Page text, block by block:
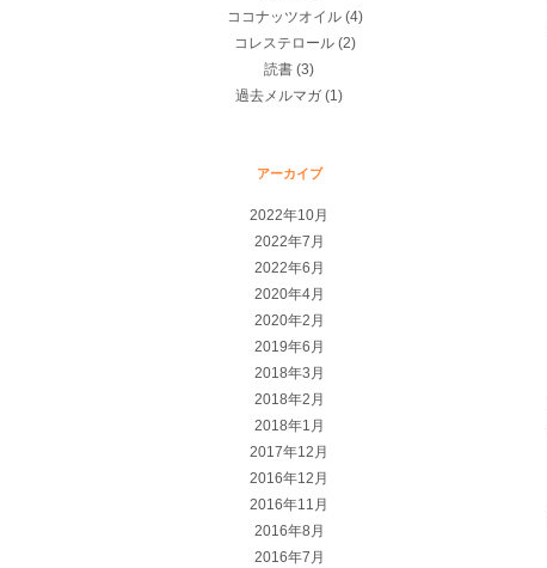
ココナッツオイル (4)
コレステロール (2)
読書 (3)
過去メルマガ (1)
アーカイブ
2022年10月
2022年7月
2022年6月
2020年4月
2020年2月
2019年6月
2018年3月
2018年2月
2018年1月
2017年12月
2016年12月
2016年11月
2016年8月
2016年7月